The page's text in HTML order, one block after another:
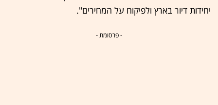
יחידות דיור בארץ ולפיקוח על המחירים".
- פרסומת -